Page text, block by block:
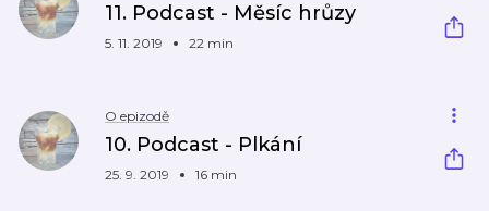
11. Podcast - Měsíc hrůzy
5. 11. 2019 22 min
O epizodě
10. Podcast - Plkání
25. 9. 2019 16 min